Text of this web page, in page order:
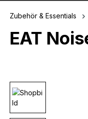
Zubehör & Essentials
EAT
Bildergalerie